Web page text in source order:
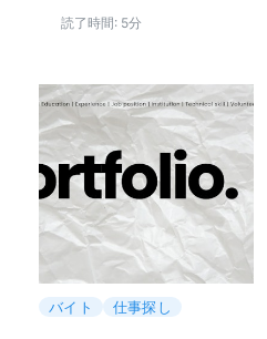
読了時間: 5分
バイト 仕事探し